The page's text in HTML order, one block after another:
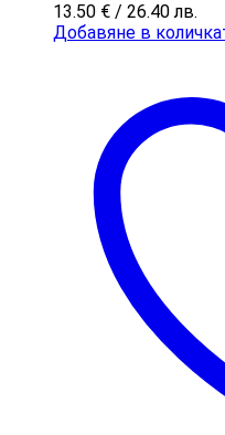
13.50 € / 26.40 лв.
Добавяне в